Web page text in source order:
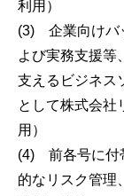
利用）
(3) 企業向けバ
よび実務支援等
支えるビジネス
として株式会社
用）
(4) 前各号に付
的なリスク管理